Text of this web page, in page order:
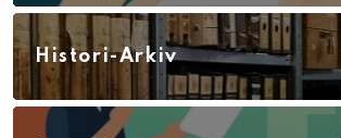
Histori-Arkiv